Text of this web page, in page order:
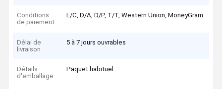
Conditions
de paiement
L/C, D/A, D/P, T/T, Western Union, MoneyGram
Délai de
livraison
5 à 7 jours ouvrables
Détails
d'emballage
Paquet habituel